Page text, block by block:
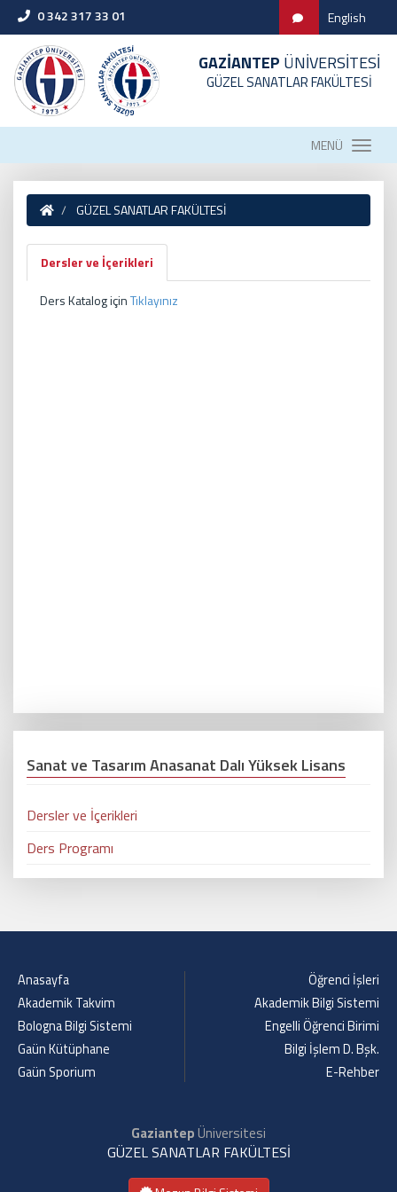
0 342 317 33 01 English
GAZİANTEP ÜNİVERSİTESİ
GÜZEL SANATLAR FAKÜLTESİ
MENÜ
GÜZEL SANATLAR FAKÜLTESİ
Dersler ve İçerikleri
Ders Katalog içinTıklayınız
Sanat ve Tasarım Anasanat Dalı Yüksek Lisans
Dersler ve İçerikleri
Ders Programı
Anasayfa
Akademik Takvim
Bologna Bilgi Sistemi
Gaün Kütüphane
Gaün Sporium
Öğrenci İşleri
Akademik Bilgi Sistemi
Engelli Öğrenci Birimi
Bilgi İşlem D. Bşk.
E-Rehber
GaziantepÜniversitesi
GÜZEL SANATLAR FAKÜLTESİ